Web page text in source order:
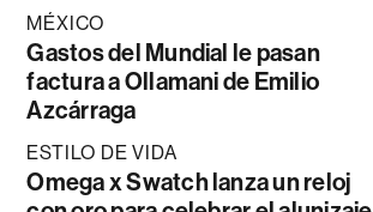
MÉXICO
Gastos del Mundial le pasan
factura a Ollamani de Emilio
Azcárraga
ESTILO DE VIDA
Omega x Swatch lanza un reloj